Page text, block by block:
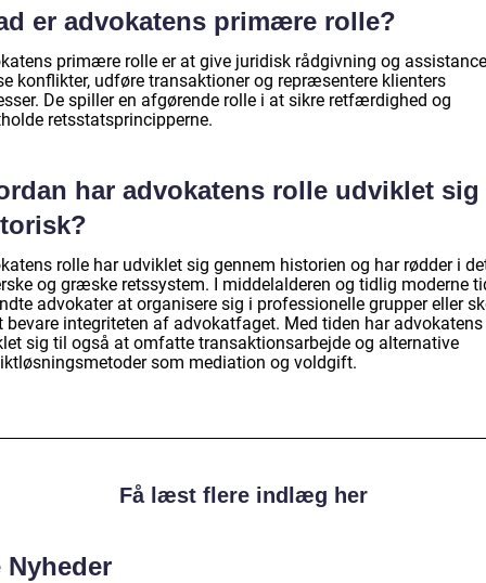
er advokatens primære rolle?
primære rolle er at give juridisk rådgivning og
konflikter, udføre transaktioner og repræsentere klienters
De spiller en afgørende rolle i at sikre retfærdighed og
retsstatsprincipperne.
har advokatens rolle udviklet sig
rolle har udviklet sig gennem historien og har rødder i
og græske retssystem. I middelalderen og tidlig moderne
advokater at organisere sig i professionelle grupper eller
bevare integriteten af advokatfaget. Med tiden har
sig til også at omfatte transaktionsarbejde og alternative
som mediation og voldgift.
Få læst flere indlæg her
Nyheder